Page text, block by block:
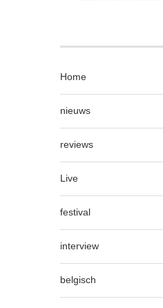
Home
nieuws
reviews
Live
festival
interview
belgisch